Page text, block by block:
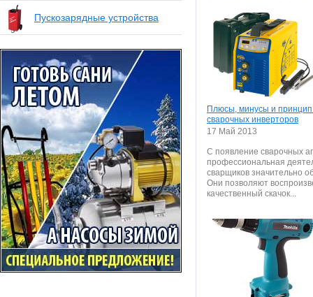
Пускозарядные устройства
Плюсы, минусы и
сварочных инверторов
17 Май 2013
С появление сварочных
профессиональная
сварщиков значительно
Они позволяют
качественный скачок...